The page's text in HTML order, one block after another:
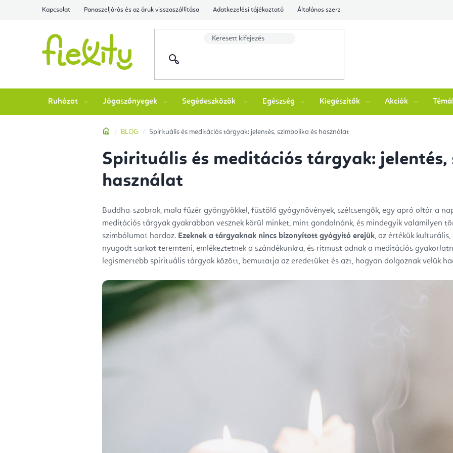
Kapcsolat Panaszeljárás és az áruk visszaszállítása Adatkezelési tájékoztató Általános szerződési feltételek
Ruházat Jógaszőnyegek Segédeszközök Egészség Kiegészítők Akciók
Kezdőlap
BLOG Spirituális és meditációs tárgyak: jelentés, szimbolika és használat
Spirituális és meditációs tárgyak: jelentés,
használat
Buddha-szobrok, mala füzér gyöngyökkel, füstölő gyógynövények, szélcsengők, egy apró oltár a
meditációs tárgyak gyakrabban vesznek körül minket, mint gondolnánk, és mindegyik valamilyen
szimbólumot hordoz. Ezeknek a tárgyaknak nincs bizonyított gyógyító erejük, az értékük
nyugodt sarkot teremteni, emlékeztetnek a szándékunkra, és ritmust adnak a meditációs
legismertebb spirituális tárgyak között, bemutatja az eredetüket és azt, hogyan dolgoznak velük